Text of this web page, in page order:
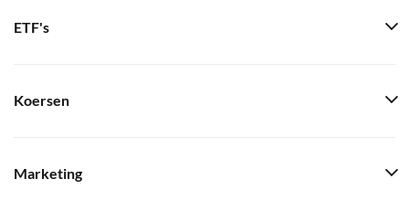
ETF's
Koersen
Marketing